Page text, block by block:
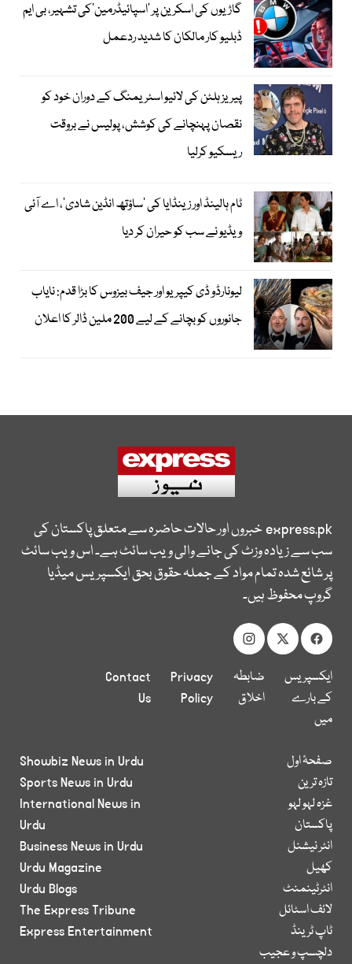
گاڑیوں کی اسکرین پر ’اسپائیڈرمین‘کی تشہیر، بی ایم
ڈبلیو کار مالکان کا شدید ردعمل
پیریز ہلٹن کی لائیو اسٹریمنگ کے دوران خود کو
نقصان پہنچانے کی کوشش، پولیس نے بروقت
ریسکیو کرلیا
ٹام ہالینڈ اور زینڈایا کی ’ساؤتھ انڈین شادی‘، اے آئی
ویڈیو نے سب کو حیران کر دیا
لیونارڈو ڈی کیپریو اور جیف بیزوس کا بڑا قدم: نایاب
جانوروں کو بچانے کے لیے 200 ملین ڈالر کا اعلان
express.pkخبروں اور حالات حاضرہ سے متعلق پاکستان کی
سب سے زیادہ وزٹ کی جانے والی ویب سائٹ ہے۔ اس ویب سائٹ
پر شائع شدہ تمام مواد کے جملہ حقوق بحق ایکسپریس میڈیا
گروپ محفوظ ہیں۔
ایکسپریس
کے بارے
میں
ضابطہ
اخلاق
Privacy
Policy
Contact
Us
صفحۂ اول
تازہ ترین
غزہ لہو لہو
پاکستان
انٹر نیشنل
کھیل
انٹرٹینمنٹ
لائف اسٹائل
ٹاپ ٹرینڈ
دلچسپ و عجیب
Showbiz News in Urdu
Sports News in Urdu
International News in
Urdu
Business News in Urdu
Urdu Magazine
Urdu Blogs
The Express Tribune
Express Entertainment